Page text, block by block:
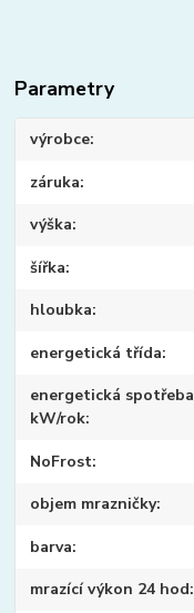
Parametry
výrobce
záruka
výška
šířka
hloubka
energetická třída
energetická spotřeba
kW/rok
NoFrost
objem mrazničky
barva
mrazící výkon 24 hod